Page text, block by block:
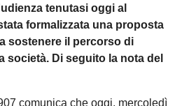
tenutasi oggi al
formalizzata una proposta
sostenere il percorso di
società. Di seguito la nota del
comunica che oggi, mercoledì